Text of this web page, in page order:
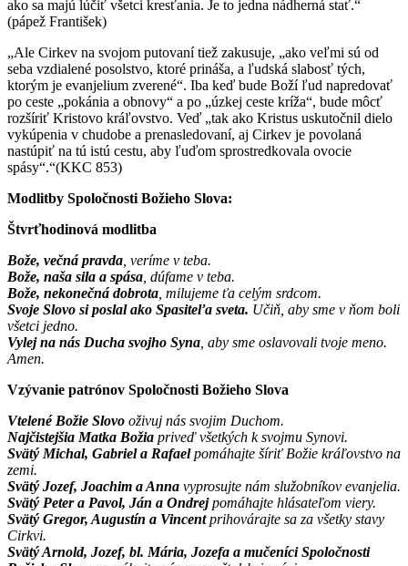
ako sa majú lúčiť všetci kresťania. Je to jedna nádherná stať.“
(pápež František)
„Ale Cirkev na svojom putovaní tiež zakusuje, „ako veľmi sú od
seba vzdialené posolstvo, ktoré prináša, a ľudská slabosť tých,
ktorým je evanjelium zverené“. Iba keď bude Boží ľud napredovať
po ceste „pokánia a obnovy“ a po „úzkej ceste kríža“, bude môcť
rozšíriť Kristovo kráľovstvo. Veď „tak ako Kristus uskutočnil dielo
vykúpenia v chudobe a prenasledovaní, aj Cirkev je povolaná
nastúpiť na tú istú cestu, aby ľuďom sprostredkovala ovocie
spásy“.“(KKC 853)
Modlitby Spoločnosti Božieho Slova:
Štvrťhodinová modlitba
Bože, večná pravda, veríme v teba.
Bože, naša sila a spása, dúfame v teba.
Bože, nekonečná dobrota, milujeme ťa celým srdcom.
Svoje Slovo si poslal ako Spasiteľa sveta. Učiň, aby sme v ňom boli
všetci jedno.
Vylej na nás Ducha svojho Syna, aby sme oslavovali tvoje meno.
Amen.
Vzývanie patrónov Spoločnosti Božieho Slova
Vtelené Božie Slovo oživuj nás svojim Duchom.
Najčistejšia Matka Božia priveď všetkých k svojmu Synovi.
Svätý Michal, Gabriel a Rafaelpomáhajte šíriť Božie kráľovstvo na
zemi.
Svätý Jozef, Joachim a Anna vyprosujte nám služobníkov evanjelia.
Svätý Peter a Pavol, Ján a Ondrejpomáhajte hlásateľom viery.
Svätý Gregor, Augustín a Vincentprihovárajte sa za všetky stavy
Cirkvi.
Svätý Arnold, Jozef, bl. Mária, Jozefa a mučeníci Spoločnosti